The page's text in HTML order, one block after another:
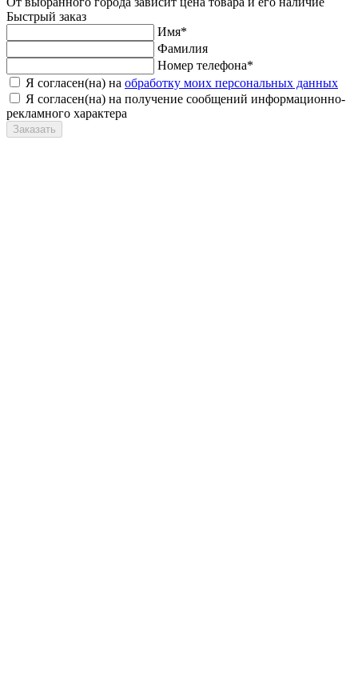
Быстрый заказ
Имя*
Фамилия
Номер телефона*
Я согласен(на) на обработку моих персональных данных
Я согласен(на) на получение сообщений информационно-
рекламного характера